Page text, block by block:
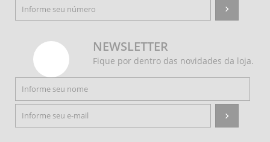
NEWSLETTER
Fique por dentro das novidades da loja.